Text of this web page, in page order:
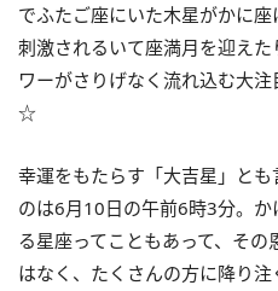
でふたご座にいた木星がかに
刺激されるいて座満月を迎え
ワーがさりげなく流れ込む大注
☆
幸運をもたらす「大吉星」と
のは6月10日の午前6時3分。
る星座ってこともあって、そ
はなく、たくさんの方に降り